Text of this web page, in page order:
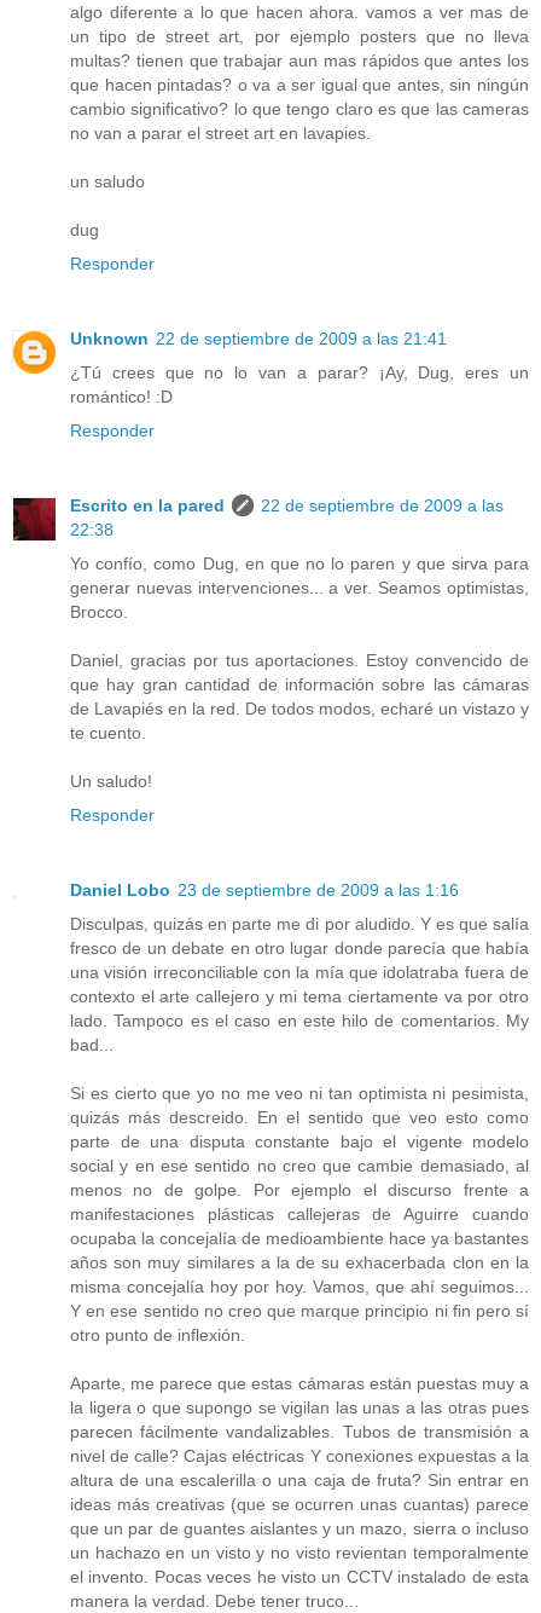
algo diferente a lo que hacen ahora. vamos a ver mas de
un tipo de street art, por ejemplo posters que no lleva
multas? tienen que trabajar aun mas rápidos que antes los
que hacen pintadas? o va a ser igual que antes, sin ningún
cambio significativo? lo que tengo claro es que las cameras
no van a parar el street art en lavapies.
un saludo
dug
Responder
Unknown 22 de septiembre de 2009 a las 21:41
¿Tú crees que no lo van a parar? ¡Ay, Dug, eres un
romántico! :D
Responder
Escrito en la pared
22 de septiembre de 2009 a las
22:38
Yo confío, como Dug, en que no lo paren y que sirva para
generar nuevas intervenciones... a ver. Seamos optimistas,
Brocco.
Daniel, gracias por tus aportaciones. Estoy convencido de
que hay gran cantidad de información sobre las cámaras
de Lavapiés en la red. De todos modos, echaré un vistazo y
te cuento.
Un saludo!
Responder
Daniel Lobo 23 de septiembre de 2009 a las 1:16
Disculpas, quizás en parte me di por aludido. Y es que salía
fresco de un debate en otro lugar donde parecía que había
una visión irreconciliable con la mía que idolatraba fuera de
contexto el arte callejero y mi tema ciertamente va por otro
lado. Tampoco es el caso en este hilo de comentarios. My
bad...
Si es cierto que yo no me veo ni tan optimista ni pesimista,
quizás más descreido. En el sentido que veo esto como
parte de una disputa constante bajo el vigente modelo
social y en ese sentido no creo que cambie demasiado, al
menos no de golpe. Por ejemplo el discurso frente a
manifestaciones plásticas callejeras de Aguirre cuando
ocupaba la concejalía de medioambiente hace ya bastantes
años son muy similares a la de su exhacerbada clon en la
misma concejalía hoy por hoy. Vamos, que ahí seguimos...
Y en ese sentido no creo que marque principio ni fin pero sí
otro punto de inflexión.
Aparte, me parece que estas cámaras están puestas muy a
la ligera o que supongo se vigilan las unas a las otras pues
parecen fácilmente vandalizables. Tubos de transmisión a
nivel de calle? Cajas eléctricas Y conexiones expuestas a la
altura de una escalerilla o una caja de fruta? Sin entrar en
ideas más creativas (que se ocurren unas cuantas) parece
que un par de guantes aislantes y un mazo, sierra o incluso
un hachazo en un visto y no visto revientan temporalmente
el invento. Pocas veces he visto un CCTV instalado de esta
manera la verdad. Debe tener truco...